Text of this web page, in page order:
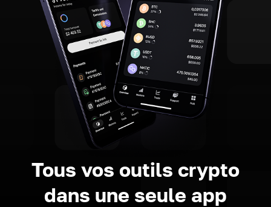
Tous vos outils crypto
dans une seule app